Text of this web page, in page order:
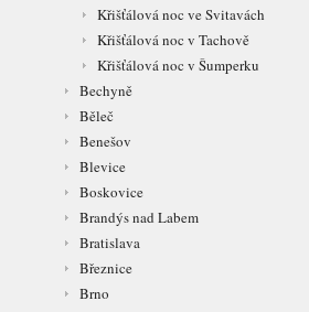
Křišťálová noc ve Svitavách
Křišťálová noc v Tachově
Křišťálová noc v Šumperku
Bechyně
Běleč
Benešov
Blevice
Boskovice
Brandýs nad Labem
Bratislava
Březnice
Brno